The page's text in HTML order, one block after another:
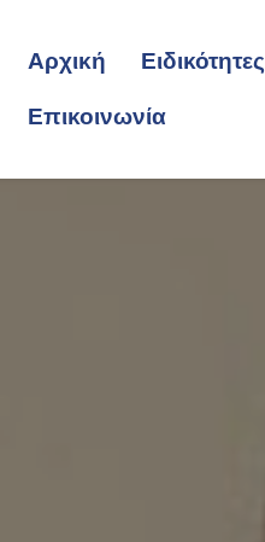
Αρχική Ειδικότητες
Επικοινωνία